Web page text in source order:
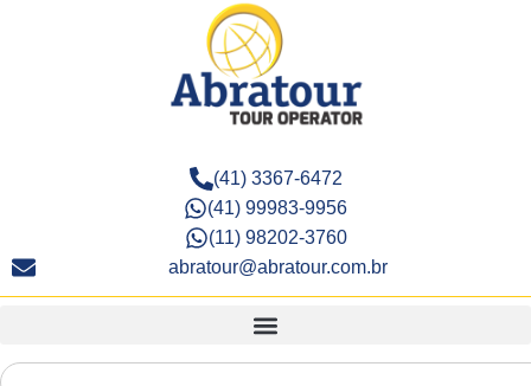
(41) 3367-6472
(41) 99983-9956
(11) 98202-3760
abratour@abratour.com.br